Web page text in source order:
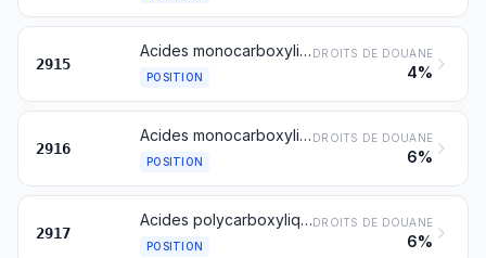
2915
Acides monocarboxyliques acycliques saturés et leurs anhydrides, halogénures, peroxydes et peroxyacides; leurs dérivés halogénés, sulfonés, nitrés ou nitrosés
POSITION
DROITS DE DOUANE
4%
2916
Acides monocarboxyliques acycliques non saturés et acides monocarboxyliques cycliques, leurs anhydrides, halogénures, peroxydes et peroxyacides; leurs dérivés halogénés, sulfonés, nitrés ou nitrosés
POSITION
DROITS DE DOUANE
6%
2917
Acides polycarboxyliques, leurs anhydrides, halogénures, peroxydes et peroxyacides; leurs dérivés halogénés, sulfonés, nitrés ou nitrosés
POSITION
DROITS DE DOUANE
6%